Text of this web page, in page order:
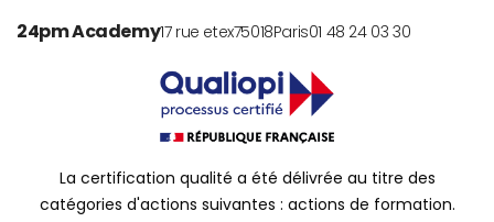
24pm Academy17 rue etex75018Paris01 48 24 03 30
La certification qualité a été délivrée au titre des
catégories d'actions suivantes : actions de formation.